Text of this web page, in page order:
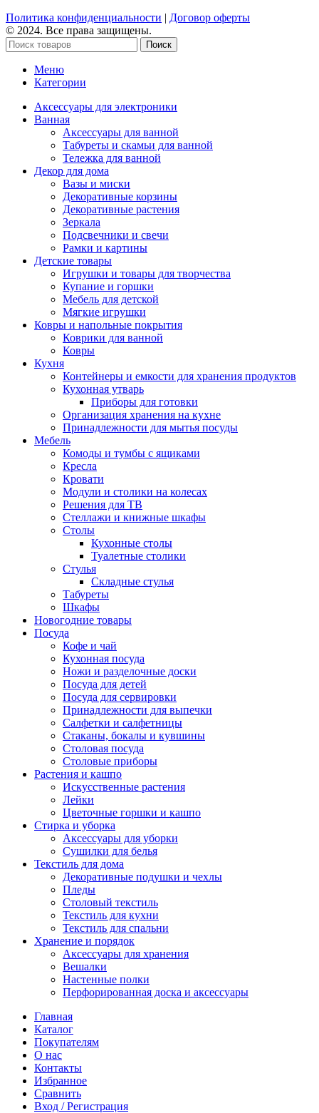
Политика конфиденциальности | Договор оферты
© 2024. Все права защищены.
Поиск
Меню
Категории
Аксессуары для электроники
Ванная
Аксессуары для ванной
Табуреты и скамьи для ванной
Тележка для ванной
Декор для дома
Вазы и миски
Декоративные корзины
Декоративные растения
Зеркала
Подсвечники и свечи
Рамки и картины
Детские товары
Игрушки и товары для творчества
Купание и горшки
Мебель для детской
Мягкие игрушки
Ковры и напольные покрытия
Коврики для ванной
Ковры
Кухня
Контейнеры и емкости для хранения продуктов
Кухонная утварь
Приборы для готовки
Организация хранения на кухне
Принадлежности для мытья посуды
Мебель
Комоды и тумбы с ящиками
Кресла
Кровати
Модули и столики на колесах
Решения для ТВ
Стеллажи и книжные шкафы
Столы
Кухонные столы
Туалетные столики
Стулья
Складные стулья
Табуреты
Шкафы
Новогодние товары
Посуда
Кофе и чай
Кухонная посуда
Ножи и разделочные доски
Посуда для детей
Посуда для сервировки
Принадлежности для выпечки
Салфетки и салфетницы
Стаканы, бокалы и кувшины
Столовая посуда
Столовые приборы
Растения и кашпо
Искусственные растения
Лейки
Цветочные горшки и кашпо
Стирка и уборка
Аксессуары для уборки
Сушилки для белья
Текстиль для дома
Декоративные подушки и чехлы
Пледы
Столовый текстиль
Текстиль для кухни
Текстиль для спальни
Хранение и порядок
Аксессуары для хранения
Вешалки
Настенные полки
Перфорированная доска и аксессуары
Главная
Каталог
Покупателям
О нас
Контакты
Избранное
Сравнить
Вход / Регистрация